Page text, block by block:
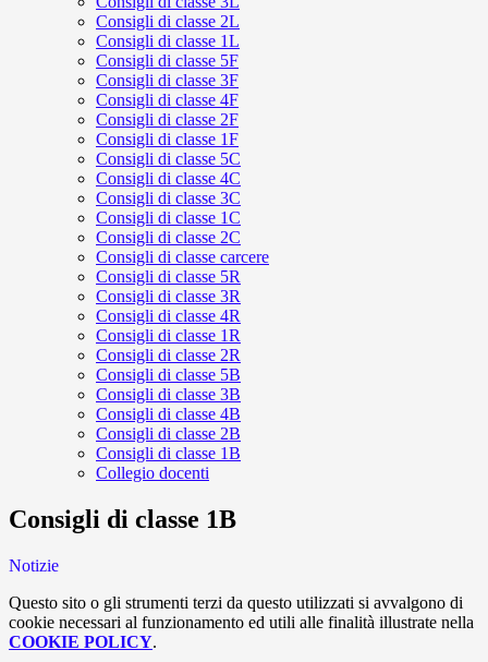
Consigli di classe 2L
Consigli di classe 1L
Consigli di classe 5F
Consigli di classe 3F
Consigli di classe 4F
Consigli di classe 2F
Consigli di classe 1F
Consigli di classe 5C
Consigli di classe 4C
Consigli di classe 3C
Consigli di classe 1C
Consigli di classe 2C
Consigli di classe carcere
Consigli di classe 5R
Consigli di classe 3R
Consigli di classe 4R
Consigli di classe 1R
Consigli di classe 2R
Consigli di classe 5B
Consigli di classe 3B
Consigli di classe 4B
Consigli di classe 2B
Consigli di classe 1B
Collegio docenti
Consigli di classe 1B
Notizie
Questo sito o gli strumenti terzi da questo utilizzati si avvalgono di
cookie necessari al funzionamento ed utili alle finalità illustrate nella
COOKIE POLICY.